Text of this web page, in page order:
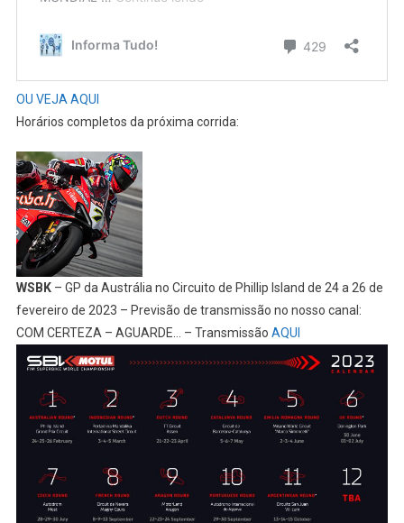
OU VEJA AQUI
Horários completos da próxima corrida:
WSBK– GP da Austrália no Circuito de Phillip Island de 24 a 26 de
fevereiro de 2023 – Previsão de transmissão no nosso canal:
COM CERTEZA – AGUARDE… – Transmissão AQUI